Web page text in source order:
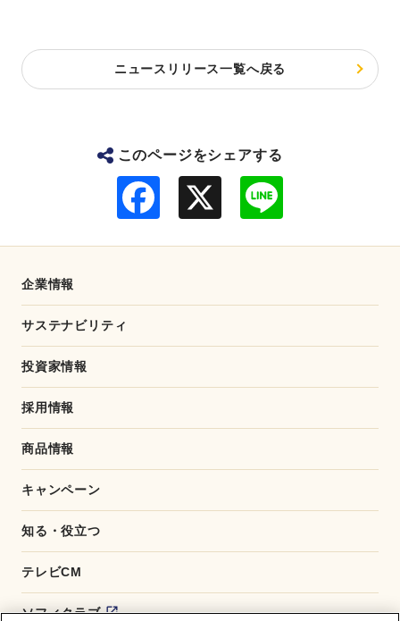
ニュースリリース一覧へ戻る
このページをシェアする
企業情報
サステナビリティ
投資家情報
採用情報
商品情報
キャンペーン
知る・役立つ
テレビCM
ソフィクラブ